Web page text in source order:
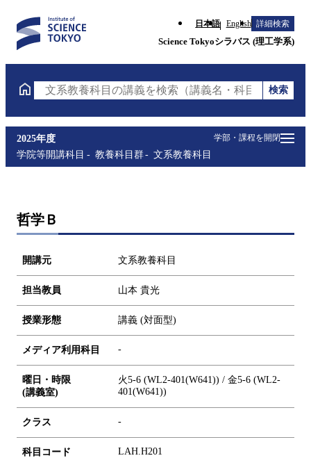
日本語 English 詳細検索
Science Tokyoシラバス (理工学系)
文系教養科目の講義を検索（講義名・科目コード・担
検索
学部・課程を開閉
2025年度
学院等開講科目
教養科目群 文系教養科目
哲学Ｂ
開講元 文系教養科目
担当教員 山本 貴光
授業形態 講義 (対面型)
メディア利用科目 -
曜日・時限
(講義室)
火5-6 (WL2-401(W641)) / 金5-6 (WL2-
401(W641))
クラス -
科目コード LAH.H201